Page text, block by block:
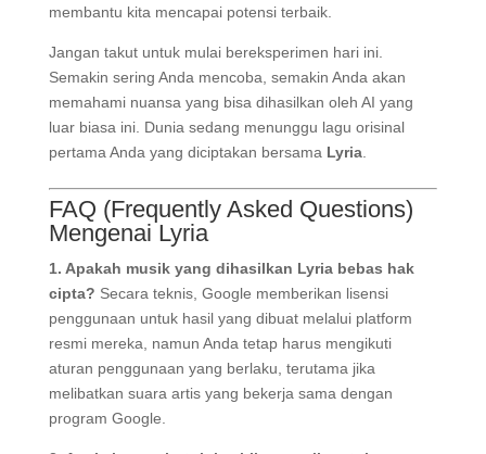
membantu kita mencapai potensi terbaik.
Jangan takut untuk mulai bereksperimen hari ini.
Semakin sering Anda mencoba, semakin Anda akan
memahami nuansa yang bisa dihasilkan oleh AI yang
luar biasa ini. Dunia sedang menunggu lagu orisinal
pertama Anda yang diciptakan bersama Lyria.
FAQ (Frequently Asked Questions)
Mengenai Lyria
1. Apakah musik yang dihasilkan Lyria bebas hak
cipta? Secara teknis, Google memberikan lisensi
penggunaan untuk hasil yang dibuat melalui platform
resmi mereka, namun Anda tetap harus mengikuti
aturan penggunaan yang berlaku, terutama jika
melibatkan suara artis yang bekerja sama dengan
program Google.